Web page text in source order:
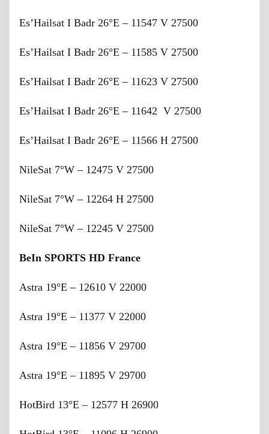
Es’Hailsat I Badr 26°E – 11547 V 27500
Es’Hailsat I Badr 26°E – 11585 V 27500
Es’Hailsat I Badr 26°E – 11623 V 27500
Es’Hailsat I Badr 26°E – 11642 V 27500
Es’Hailsat I Badr 26°E – 11566 H 27500
NileSat 7°W – 12475 V 27500
NileSat 7°W – 12264 H 27500
NileSat 7°W – 12245 V 27500
BeIn SPORTS HD France
Astra 19°E – 12610 V 22000
Astra 19°E – 11377 V 22000
Astra 19°E – 11856 V 29700
Astra 19°E – 11895 V 29700
HotBird 13°E – 12577 H 26900